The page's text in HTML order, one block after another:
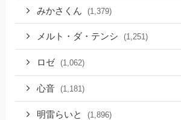
みかさくん (1,379)
メルト・ダ・テンシ (1,251)
ロゼ (1,062)
心音 (1,181)
明雷らいと (1,896)